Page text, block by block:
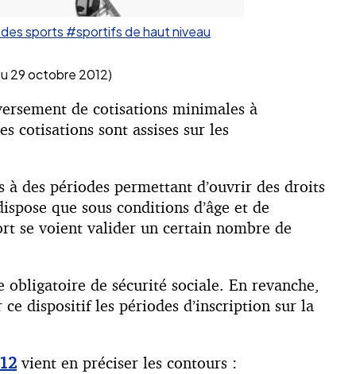
sports #sportifs de haut niveau
29 octobre 2012)
de cotisations minimales à
cotisations sont assises sur les
des périodes permettant d’ouvrir des droits
que sous conditions d’âge et de
se voient valider un certain nombre de
de sécurité sociale. En revanche,
dispositif les périodes d’inscription sur la
vient en préciser les contours :